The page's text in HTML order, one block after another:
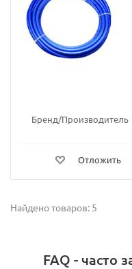
Бренд/Производитель
Отложить
Найдено товаров: 5
FAQ - часто